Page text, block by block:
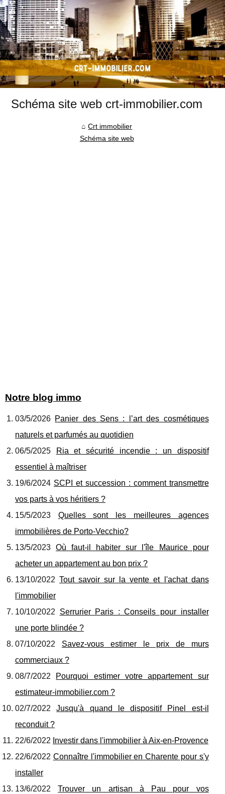
Schéma site web crt-immobilier.com
Crt immobilier
Schéma site web
Notre blog immo
03/5/2026 Panier des Sens : l’art des cosmétiques
naturels et parfumés au quotidien
06/5/2025
Ria et sécurité incendie : un dispositif
essentiel à maîtriser
19/6/2024 SCPI et succession : comment transmettre
vos parts à vos héritiers ?
15/5/2023 Quelles sont les meilleures agences
immobilières de Porto-Vecchio?
13/5/2023Où faut-il habiter sur l'île Maurice pour
acheter un appartement au bon prix ?
13/10/2022Tout savoir sur la vente et l'achat dans
l'immobilier
10/10/2022 Serrurier Paris : Conseils pour installer
une porte blindée ?
07/10/2022 Savez-vous estimer le prix de murs
commerciaux ?
08/7/2022 Pourquoi estimer votre appartement sur
estimateur-immobilier.com ?
02/7/2022Jusqu'à quand le dispositif Pinel est-il
reconduit ?
22/6/2022 Investir dans l'immobilier à Aix-en-Provence
22/6/2022 Connaître l'immobilier en Charente pour s'y
installer
13/6/2022Trouver un artisan à Pau pour vos